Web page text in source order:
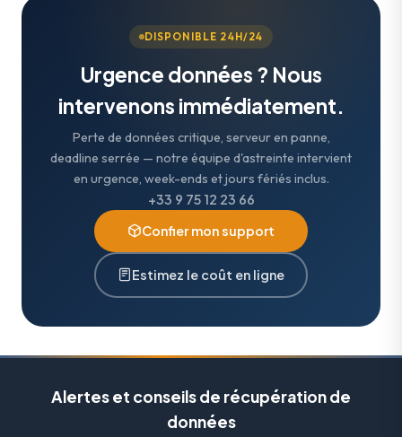
DISPONIBLE 24H/24
Urgence données ? Nous
intervenons immédiatement.
Perte de données critique, serveur en panne,
deadline serrée — notre équipe d'astreinte intervient
en urgence, week-ends et jours fériés inclus.
+33 9 75 12 23 66
Confier mon support
Estimez le coût en ligne
Alertes et conseils de récupération de
données